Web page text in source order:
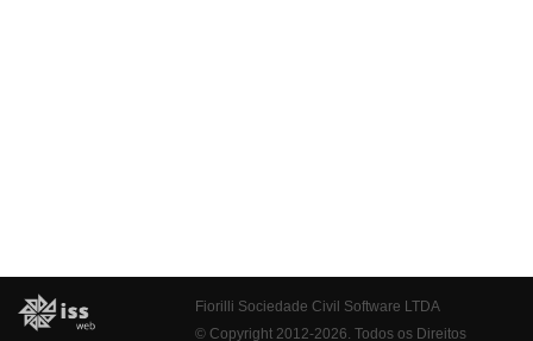
Fiorilli Sociedade Civil Software LTDA
© Copyright 2012-2026. Todos os Direitos